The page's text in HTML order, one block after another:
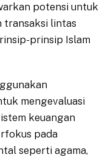
potensi untuk
transaksi lintas
prinsip Islam
mengevaluasi
keuangan
pada
seperti agama,